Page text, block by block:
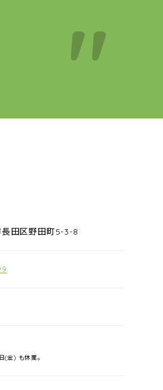
田区野田町5-3-8
(金) も休業。